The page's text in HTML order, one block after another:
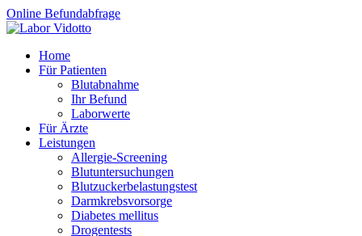
Online Befundabfrage
Home
Für Patienten
Blutabnahme
Ihr Befund
Laborwerte
Für Ärzte
Leistungen
Allergie-Screening
Blutuntersuchungen
Blutzucker­belastungstest
Darmkrebsvorsorge
Diabetes mellitus
Drogentests